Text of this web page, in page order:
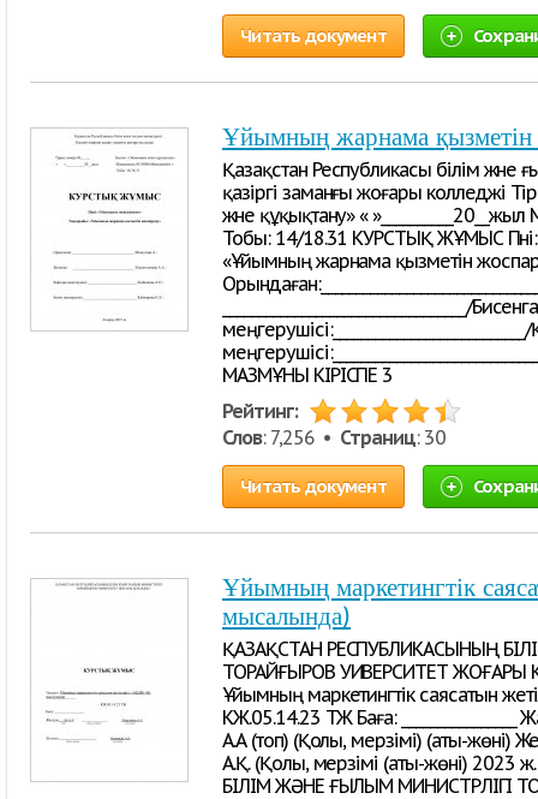
Читать документ
Ұйымның жарнама қызметін
Қазақстан Республикасы білім және
қазіргі заманғы жоғары колледжі
және құқықтану» «
Тобы: 14/18.31 КУРСТЫҚ ЖҰМЫС
«Ұйымның жарнама қызметін
__________________________________/
МАЗМҰНЫ КІРІСПЕ 3
Рейтинг:
Слов: 7,256 • Страниц: 30
Читать документ
Ұйымның маркетингтік
мысалында)
ҚАЗАҚСТАН РЕСПУБЛИКАСЫНЫҢ
ТОРАЙҒЫРОВ УИВЕРСИТЕТ
Ұйымның маркетингтік саясатын
КЖ.05.14.23 ТЖ Баға: ________________
А.А (топ) (Қолы, мерзімі) (аты-жөні)
А.Қ. (Қолы, мерзімі (аты-жөні)
БІЛІМ ЖӘНЕ ҒЫЛЫМ МИНИСТРЛІГІ